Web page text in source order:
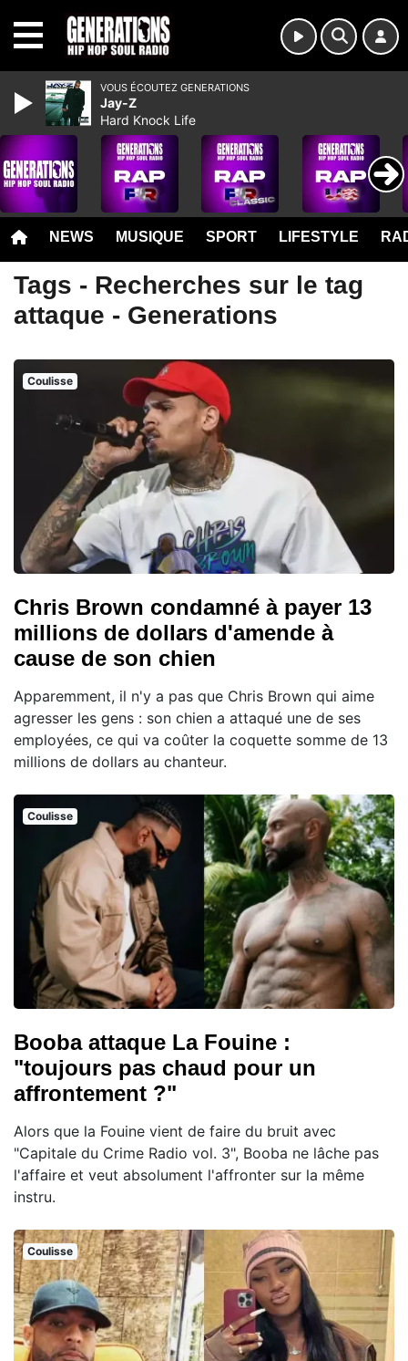
NEWS MUSIQUE SPORT LIFESTYLE
Tags - Recherches sur le tag
attaque - Generations
Coulisse
Chris Brown condamné à payer 13
millions de dollars d'amende à
cause de son chien
Apparemment, il n'y a pas que Chris Brown qui aime
agresser les gens : son chien a attaqué une de ses
employées, ce qui va coûter la coquette somme de 13
millions de dollars au chanteur.
Coulisse
Booba attaque La Fouine :
"toujours pas chaud pour un
affrontement ?"
Alors que la Fouine vient de faire du bruit avec
"Capitale du Crime Radio vol. 3", Booba ne lâche pas
l'affaire et veut absolument l'affronter sur la même
instru.
Coulisse
VOUS ÉCOUTEZ GENERATIONS
Jay-Z
Hard Knock Life